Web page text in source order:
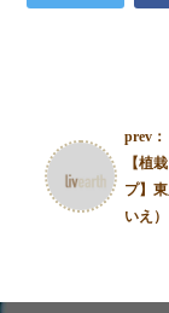
prev：
【植
プ】
いえ）